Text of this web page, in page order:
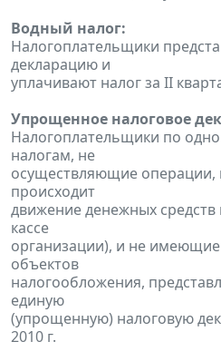
Водный налог:
Налогоплательщики
декларацию и
уплачивают налог за II
Упрощенное налоговое
Налогоплательщики по
налогам, не
осуществляющие операции,
происходит
движение денежных средств
кассе
организации), и не
объектов
налогообложения,
единую
(упрощенную) налоговую
2010 г.